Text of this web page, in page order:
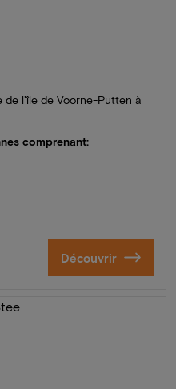
de l'île de Voorne-Putten à
comprenant:
Découvrir